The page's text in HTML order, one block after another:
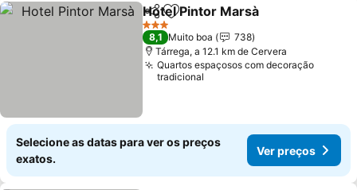
PartilharAdicionar aos favoritos
Hotel Pintor Marsà
3 Estrelas
8,1 Muito boa
738
Tárrega, a 12.1 km de Cervera
Quartos espaçosos com decoração
tradicional
Selecione as datas para ver os preços
exatos.
Ver preços